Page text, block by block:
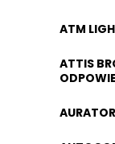
ATM
ATTIS